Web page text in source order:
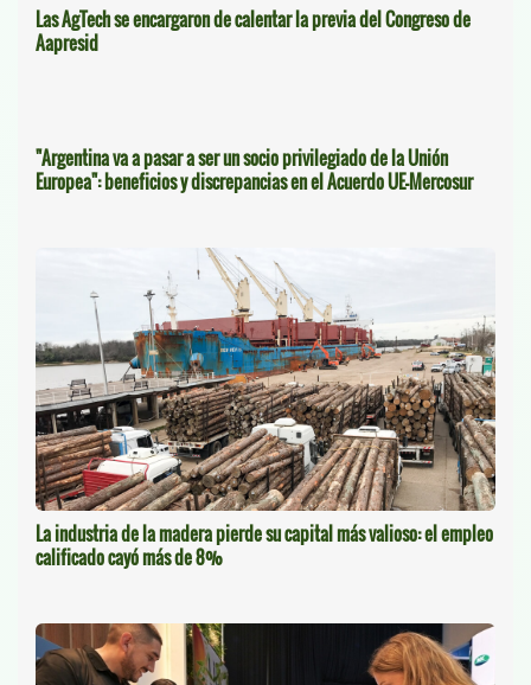
Las AgTech se encargaron de calentar la previa del Congreso de
Aapresid
"Argentina va a pasar a ser un socio privilegiado de la Unión
Europea": beneficios y discrepancias en el Acuerdo UE-Mercosur
La industria de la madera pierde su capital más valioso: el empleo
calificado cayó más de 8%